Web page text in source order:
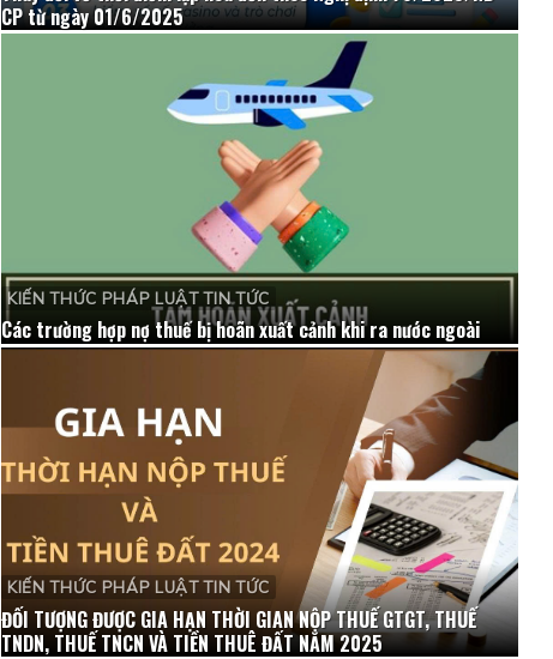
CP từ ngày 01/6/2025
KIẾN THỨC PHÁP LUẬT TIN TỨC
Các trường hợp nợ thuế bị hoãn xuất cảnh khi ra nước ngoài
KIẾN THỨC PHÁP LUẬT TIN TỨC
ĐỐI TƯỢNG ĐƯỢC GIA HẠN THỜI GIAN NỘP THUẾ GTGT, THUẾ
TNDN, THUẾ TNCN VÀ TIỀN THUÊ ĐẤT NĂM 2025